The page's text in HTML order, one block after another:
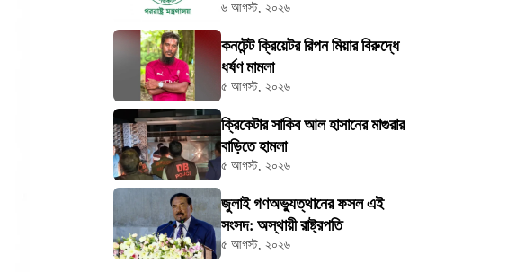
৬ আগস্ট, ২০২৬
কনটেন্ট ক্রিয়েটর রিপন মিয়ার বিরুদ্ধে
ধর্ষণ মামলা
৫ আগস্ট, ২০২৬
ক্রিকেটার সাকিব আল হাসানের মাগুরার
বাড়িতে হামলা
৫ আগস্ট, ২০২৬
জুলাই গণঅভ্যুত্থানের ফসল এই
সংসদ: অস্থায়ী রাষ্ট্রপতি
৫ আগস্ট, ২০২৬